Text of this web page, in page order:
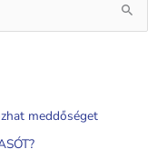
meddőséget